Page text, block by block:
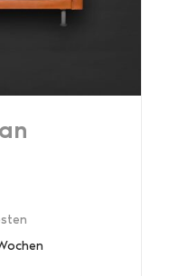
Produktseite
gewählt